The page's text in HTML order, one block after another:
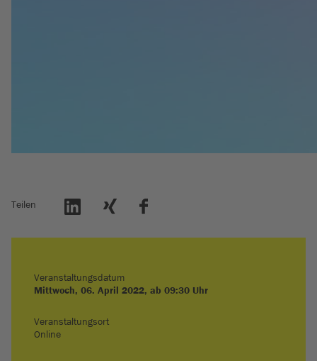
Teilen
Veranstaltungsdatum
Mittwoch, 06. April 2022, ab 09:30 Uhr
Veranstaltungsort
Online